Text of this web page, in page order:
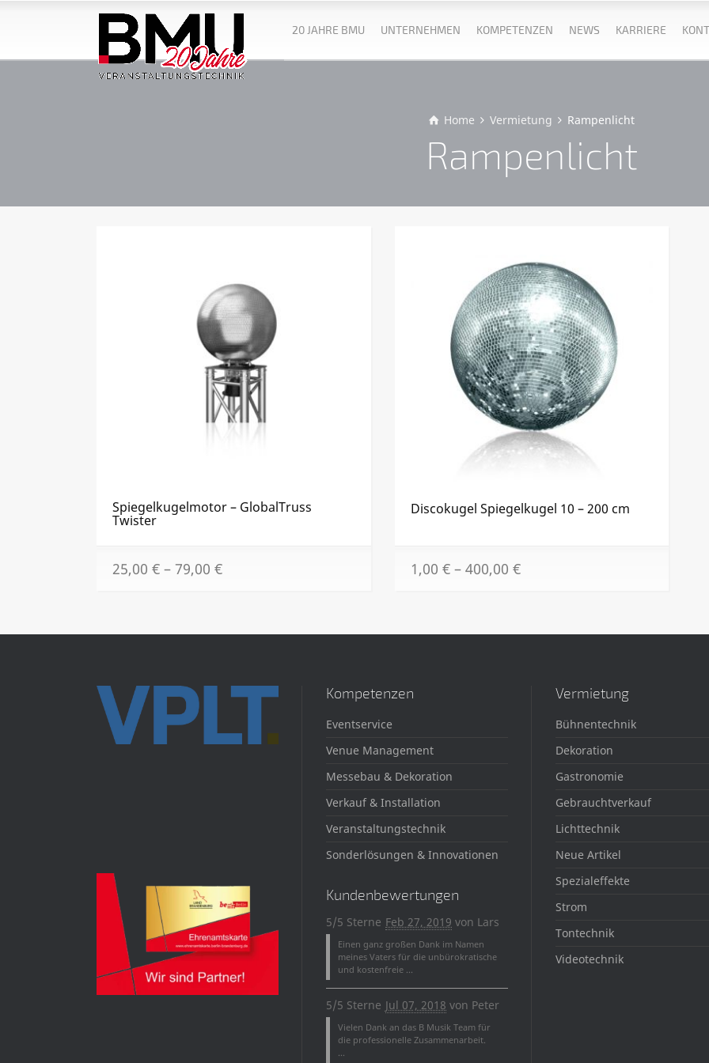
20 JAHRE BMU UNTERNEHMEN KOMPETENZEN NEWS KARRIERE
Home Vermietung Rampenlicht
Rampenlicht
Spiegelkugelmotor – GlobalTruss
Twister
25,00 € – 79,00 €
Varianten
können
der
Produktseite
werden
Discokugel Spiegelkugel 10 – 200 cm
1,00 €– 400,00 €
Varianten
Kompetenzen
Eventservice
Venue Management
Messebau & Dekoration
Verkauf & Installation
Veranstaltungstechnik
Sonderlösungen & Innovationen
Kundenbewertungen
5/5 Sterne Feb 27, 2019 von Lars
Einen ganz großen Dank im Namen
meines Vaters für die unbürokratische
und kostenfreie ...
5/5 Sterne Jul 07, 2018 von Peter
Vielen Dank an das B Musik Team für
die professionelle Zusammenarbeit.
Vermietung
Bühnentechnik
Dekoration
Gastronomie
Gebrauchtverkauf
Lichttechnik
Neue Artikel
Spezialeffekte
Strom
Tontechnik
Videotechnik